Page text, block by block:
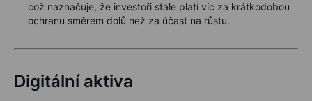
což naznačuje, že investoři stále platí víc za krátkodobou
ochranu směrem dolů než za účast na růstu.
Digitální aktiva